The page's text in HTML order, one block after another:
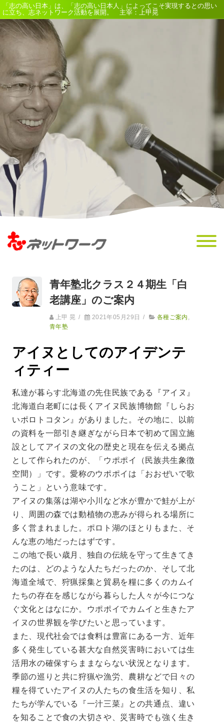
「志の高い日本」は、「志の高い日本人」によってこそ実現するとの思い
に立ち、志ネットワーク活動を展開。 主宰：上甲晃
青年塾北クラス２４期生「白
老講座」のご案内
上甲 晃 / 2021年05月29日 / 各種ご案内
青年塾
アイヌとしてのアイデンテ
ィティー
私達が暮らす北海道の先住民族である『アイヌ』
北海道白老町には長くアイヌ民族博物館『しらお
いポロトコタン』がありました。その地に、以前
の資料を一部引き継ぎながら日本で初めて国立施
設としてアイヌの文化の歴史と現在を伝える拠点
として作られたのが、「ウポポイ（民族共生象徴
空間）」です。愛称のウポポイは「おおぜいで歌
うこと」という意味です。
アイヌの集落は湖や小川など水が豊かで鮭が上が
り、周囲の森では動植物の恵みが得られる場所に
多く営まれました。ポロト湖のほとりもまた、そ
んな恵の地だったはずです。
この地で長い歳月、独自の伝統を守って生きてき
たのは、どのような人たちだったのか、そして北
海道全域で、狩猟採集と貿易を糧に多くのカムイ
たちの存在を感じながら暮らした人々が今につな
ぐ文化とはなにか。ウポポイでカムイと生きたア
イヌの世界観を学びたいと思っています。
また、現代社会では食料は豊富にある一方、近年
多く発生している甚大な自然災害時においては生
活用水の確保すらままならない状況となります。
季節の巡りと共に狩猟や漁労、農耕などで日々の
糧を得ていたアイヌの人たちの食生活を知り、私
たちが学んでいる『一汁三菜』との共通点、違い
を知ることで食の大切さや、災害時でも強く生き